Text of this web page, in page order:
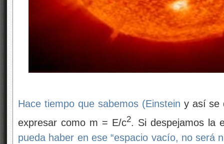
Hace tiempo que sabemos (Einstein y así se
expresar como m = E/c2 . Si despejamos
pueda haber en ese “espacio vacío, no será